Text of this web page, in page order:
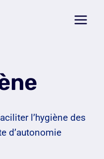
l’hygiène des
d’autonomie